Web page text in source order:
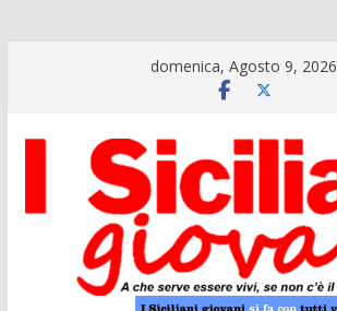
domenica, Agosto 9, 2026